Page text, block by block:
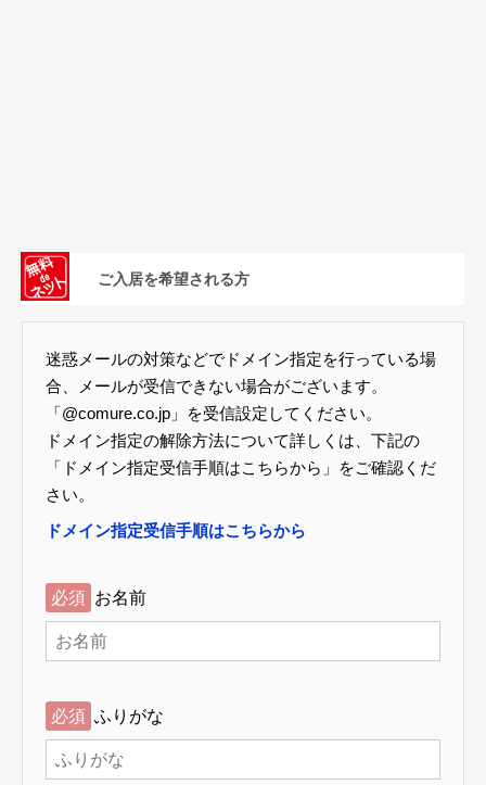
ご入居を希望される方
迷惑メールの対策などでドメイン指定を行っている場
合、メールが受信できない場合がございます。
「@comure.co.jp」を受信設定してください。
ドメイン指定の解除方法について詳しくは、下記の
「ドメイン指定受信手順はこちらから」をご確認くだ
さい。
ドメイン指定受信手順はこちらから
必須 お名前
必須 ふりがな